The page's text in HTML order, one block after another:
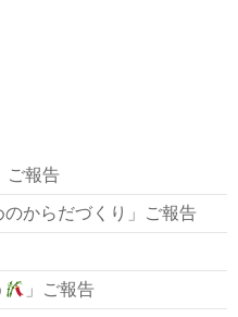
ご報告
からだづくり」ご報告
」ご報告